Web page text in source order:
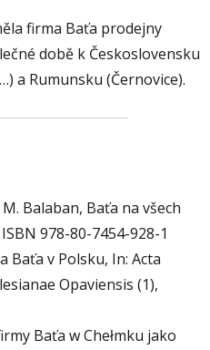
firma Baťa prodejny
době k Československu
a Rumunsku (Černovice).
Balaban, Baťa na všech
978-80-7454-928-1
Baťa v Polsku, In: Acta
Opaviensis (1),
Baťa w Chełmku jako